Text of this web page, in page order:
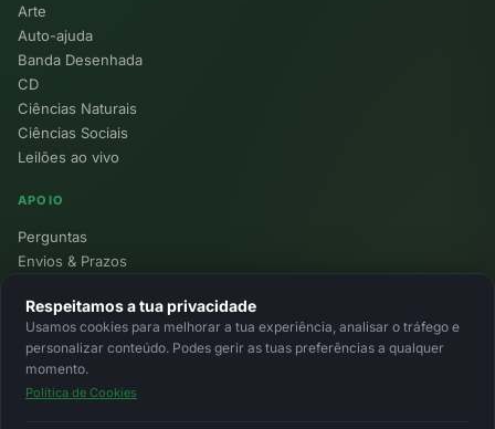
Arte
Auto-ajuda
Banda Desenhada
CD
Ciências Naturais
Ciências Sociais
Leilões ao vivo
APOIO
Perguntas
Envios & Prazos
Devoluções
Minha Conta
© 2026 Ecolivros. Todos os direitos reservados.
Respeitamos a tua privacidade
Usamos cookies para melhorar a tua experiência, analisar o tráfego e
personalizar conteúdo. Podes gerir as tuas preferências a qualquer
momento.
Política de Cookies